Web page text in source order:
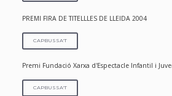
PREMI FIRA DE TITELLLES DE LLEIDA 2004
CAPBUSSA'T
Premi Fundació Xarxa d'Espectacle Infantil i
CAPBUSSA'T